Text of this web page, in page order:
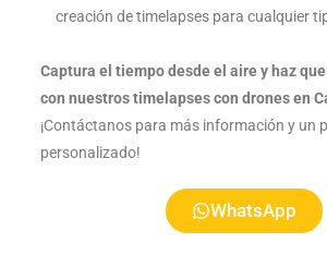
creación de timelapses para cualquier
Captura el tiempo desde el aire y haz
con nuestros timelapses con drones en
¡Contáctanos para más información y un
personalizado!
WhatsApp